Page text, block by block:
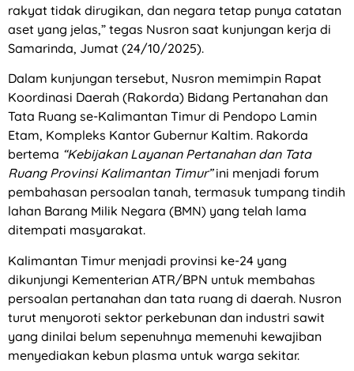
rakyat tidak dirugikan, dan negara tetap punya catatan
aset yang jelas,” tegas Nusron saat kunjungan kerja di
Samarinda, Jumat (24/10/2025).
Dalam kunjungan tersebut, Nusron memimpin Rapat
Koordinasi Daerah (Rakorda) Bidang Pertanahan dan
Tata Ruang se-Kalimantan Timur di Pendopo Lamin
Etam, Kompleks Kantor Gubernur Kaltim. Rakorda
bertema “Kebijakan Layanan Pertanahan dan Tata
Ruang Provinsi Kalimantan Timur”ini menjadi forum
pembahasan persoalan tanah, termasuk tumpang tindih
lahan Barang Milik Negara (BMN) yang telah lama
ditempati masyarakat.
Kalimantan Timur menjadi provinsi ke-24 yang
dikunjungi Kementerian ATR/BPN untuk membahas
persoalan pertanahan dan tata ruang di daerah. Nusron
turut menyoroti sektor perkebunan dan industri sawit
yang dinilai belum sepenuhnya memenuhi kewajiban
menyediakan kebun plasma untuk warga sekitar.